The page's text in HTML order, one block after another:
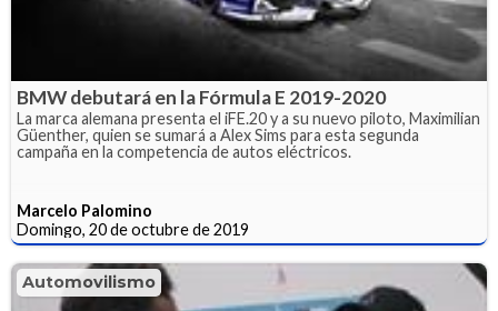
BMW debutará en la Fórmula E 2019-2020
La marca alemana presenta el iFE.20 y a su nuevo piloto, Maximilian
Güenther, quien se sumará a Alex Sims para esta segunda
campaña en la competencia de autos eléctricos.
Marcelo Palomino
Domingo, 20 de octubre de 2019
Automovilismo